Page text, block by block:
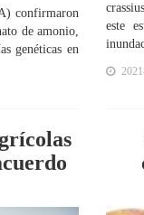
confirmaron
de amonio,
genéticas en
este